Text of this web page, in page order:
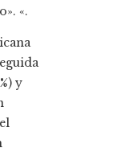
«.
y